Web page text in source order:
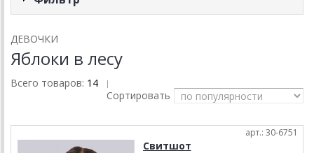
ДЕВОЧКИ
Яблоки в лесу
Всего товаров: 14 |
Сортировать
арт.: 30-6751
Свитшот